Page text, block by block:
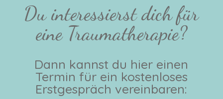
Du interessierst dich für
eine Traumatherapie?
Dann kannst du hier einen
Termin für ein kostenloses
Erstgespräch vereinbaren: